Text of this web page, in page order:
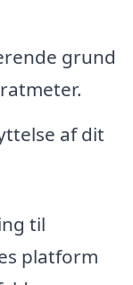
grund
af dit
til
platform